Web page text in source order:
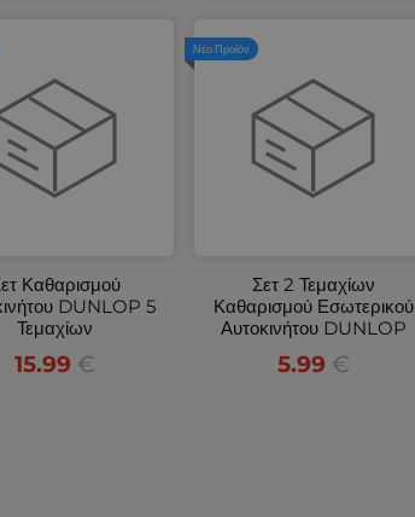
Καθαρισμού
DUNLOP 5
Τεμαχίων
15.99 €
Σετ 2 Τεμαχίων
Καθαρισμού Εσωτερικού
Αυτοκινήτου DUNLOP
5.99 €
Νέο Προϊόν